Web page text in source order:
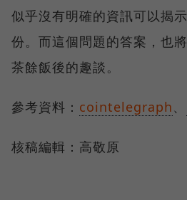
似乎沒有明確的資訊可以揭
份。而這個問題的答案，也
茶餘飯後的趣談。
參考資料： cointelegraph、
核稿編輯：高敬原